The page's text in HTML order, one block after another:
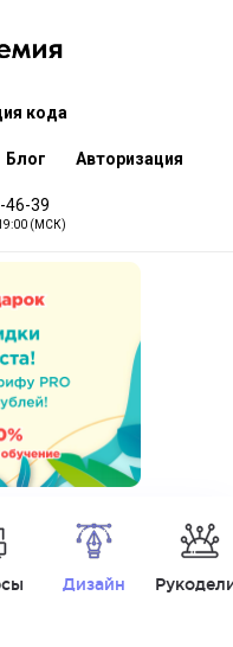
кода
Блог Авторизация
46-39
(МСК)
Дизайн